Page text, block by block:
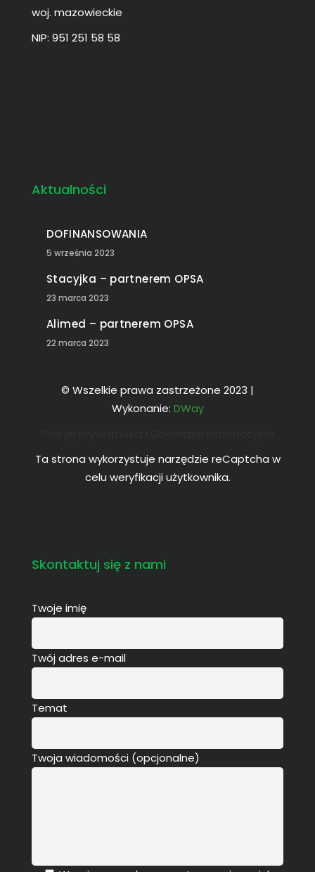
woj. mazowieckie
NIP: 951 251 58 58
Aktualności
DOFINANSOWANIA
5 września 2023
Stacyjka – partnerem OPSA
23 marca 2023
Alimed – partnerem OPSA
22 marca 2023
© Wszelkie prawa zastrzeżone 2023 |
Wykonanie: DWay
Ta strona wykorzystuje narzędzie reCaptcha w
celu weryfikacji użytkownika.
Skontaktuj się z nami
Twoje imię
Twój adres e-mail
Temat
Twoja wiadomości (opcjonalne)